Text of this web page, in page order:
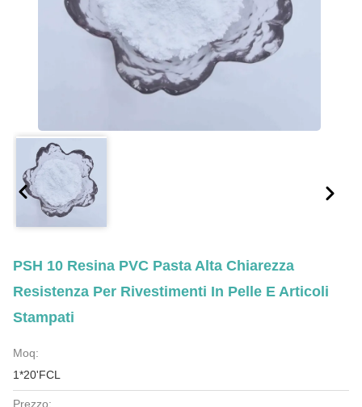
PSH 10 Resina PVC Pasta Alta Chiarezza
Resistenza Per Rivestimenti In Pelle E Articoli
Stampati
Moq:
1*20'FCL
Prezzo: